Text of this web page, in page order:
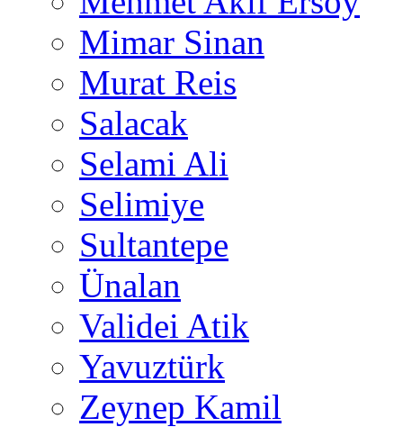
Mimar Sinan
Murat Reis
Salacak
Selami Ali
Selimiye
Sultantepe
Ünalan
Validei Atik
Yavuztürk
Zeynep Kamil